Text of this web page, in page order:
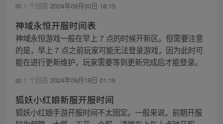
1 个回答 2024年09月30日 18:15
神域永恒开服时间表
神域永恒游戏一般在早上 7 点的时候开新区。但需要注意
的是，早上 7 点之前玩家可能无法登录游戏，因为此时可
能在进行更新维护，玩家需要等到更新完成后才能登录。
1 个回答 2024年09月18日 01:16
狐妖小红娘新服开服时间
狐妖小红娘手游开服时间不太固定。一般来说，前期开服